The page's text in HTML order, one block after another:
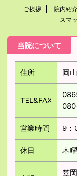
ご挨拶 院内紹介
スマ
当院について
住所 岡
TEL&FAX
営業時間 9：
休日 木
笠